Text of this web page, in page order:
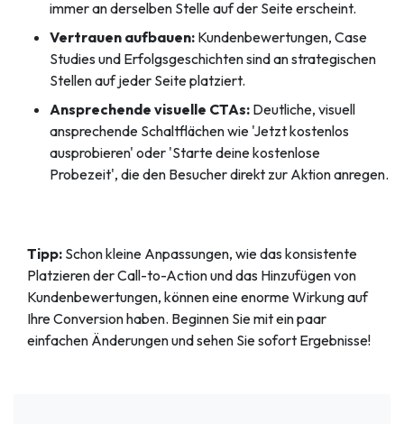
immer an derselben Stelle auf der Seite erscheint.
Vertrauen aufbauen: Kundenbewertungen, Case
Studies und Erfolgsgeschichten sind an strategischen
Stellen auf jeder Seite platziert.
Ansprechende visuelle CTAs: Deutliche, visuell
ansprechende Schaltflächen wie 'Jetzt kostenlos
ausprobieren' oder 'Starte deine kostenlose
Probezeit', die den Besucher direkt zur Aktion anregen.
Tipp: Schon kleine Anpassungen, wie das konsistente
Platzieren der Call-to-Action und das Hinzufügen von
Kundenbewertungen, können eine enorme Wirkung auf
Ihre Conversion haben. Beginnen Sie mit ein paar
einfachen Änderungen und sehen Sie sofort Ergebnisse!